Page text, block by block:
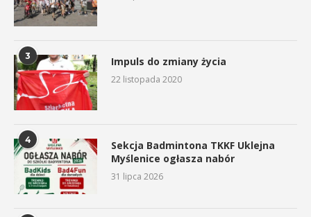
3 Impuls do zmiany życia
22 listopada 2020
4
Sekcja Badmintona TKKF Uklejna
Myślenice ogłasza nabór
31 lipca 2026